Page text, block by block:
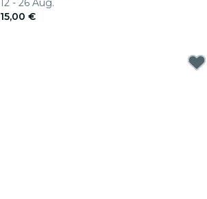
12 - 26 Aug.
15,00 €